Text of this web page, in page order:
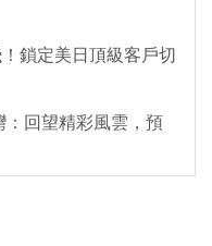
鎖定美日頂級客戶切
回望精彩風雲，預